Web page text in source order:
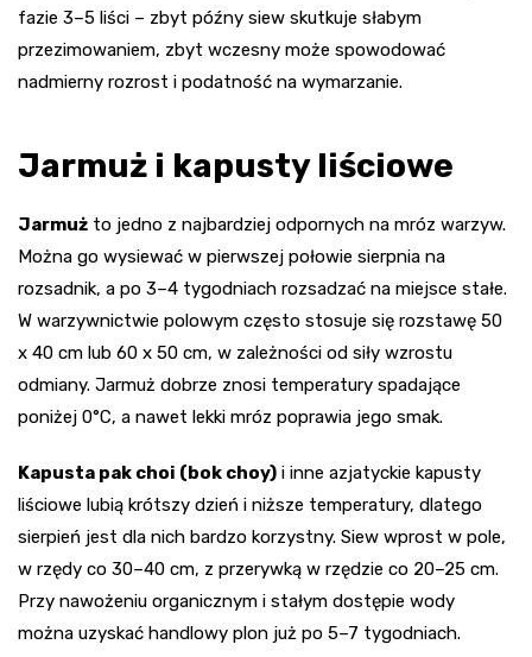
fazie 3–5 liści – zbyt późny siew skutkuje słabym
przezimowaniem, zbyt wczesny może spowodować
nadmierny rozrost i podatność na wymarzanie.
Jarmuż i kapusty liściowe
Jarmuż to jedno z najbardziej odpornych na mróz warzyw.
Można go wysiewać w pierwszej połowie sierpnia na
rozsadnik, a po 3–4 tygodniach rozsadzać na miejsce stałe.
W warzywnictwie polowym często stosuje się rozstawę 50
x 40 cm lub 60 x 50 cm, w zależności od siły wzrostu
odmiany. Jarmuż dobrze znosi temperatury spadające
poniżej 0°C, a nawet lekki mróz poprawia jego smak.
Kapusta pak choi (bok choy) i inne azjatyckie kapusty
liściowe lubią krótszy dzień i niższe temperatury, dlatego
sierpień jest dla nich bardzo korzystny. Siew wprost w pole,
w rzędy co 30–40 cm, z przerywką w rzędzie co 20–25 cm.
Przy nawożeniu organicznym i stałym dostępie wody
można uzyskać handlowy plon już po 5–7 tygodniach.